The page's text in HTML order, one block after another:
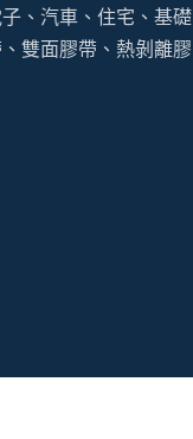
、汽車、住宅、基礎
雙面膠帶、熱剝離膠